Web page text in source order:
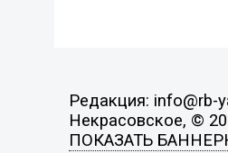
Редакция: info@rb-
Некрасовское, ©
ПОКАЗАТЬ